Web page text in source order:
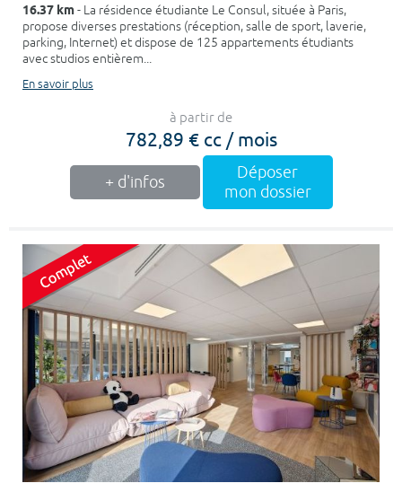
16.37 km- La résidence étudiante Le Consul, située à Paris,
propose diverses prestations (réception, salle de sport, laverie,
parking, Internet) et dispose de 125 appartements étudiants
avec studios entièrem...
En savoir plus
à partir de
782,89 € cc / mois
+ d'infos
Déposer
mon dossier